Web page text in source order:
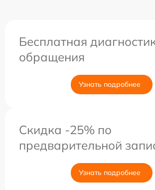
Бесплатная
обращения
Узнать подробнее
Скидка -25% по
предварительной
Узнать подробнее